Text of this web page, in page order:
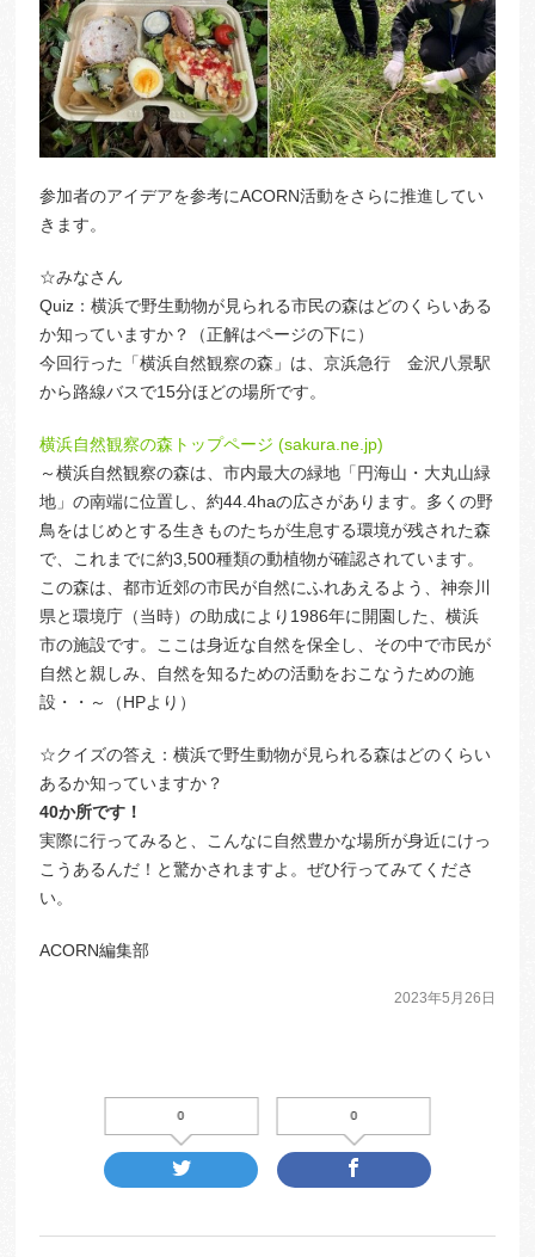
参加者のアイデアを参考にACORN活動をさらに推進してい
きます。
☆みなさん
Quiz：横浜で野生動物が見られる市民の森はどのくらいある
か知っていますか？（正解はページの下に）
今回行った「横浜自然観察の森」は、京浜急行 金沢八景駅
から路線バスで15分ほどの場所です。
横浜自然観察の森トップページ (sakura.ne.jp)
～横浜自然観察の森は、市内最大の緑地「円海山・大丸山緑
地」の南端に位置し、約44.4haの広さがあります。多くの野
鳥をはじめとする生きものたちが生息する環境が残された森
で、これまでに約3,500種類の動植物が確認されています。
この森は、都市近郊の市民が自然にふれあえるよう、神奈川
県と環境庁（当時）の助成により1986年に開園した、横浜
市の施設です。ここは身近な自然を保全し、その中で市民が
自然と親しみ、自然を知るための活動をおこなうための施
設・・～（HPより）
☆クイズの答え：横浜で野生動物が見られる森はどのくらい
あるか知っていますか？
40か所です！
実際に行ってみると、こんなに自然豊かな場所が身近にけっ
こうあるんだ！と驚かされますよ。ぜひ行ってみてくださ
い。
ACORN編集部
2023年5月26日
0 0